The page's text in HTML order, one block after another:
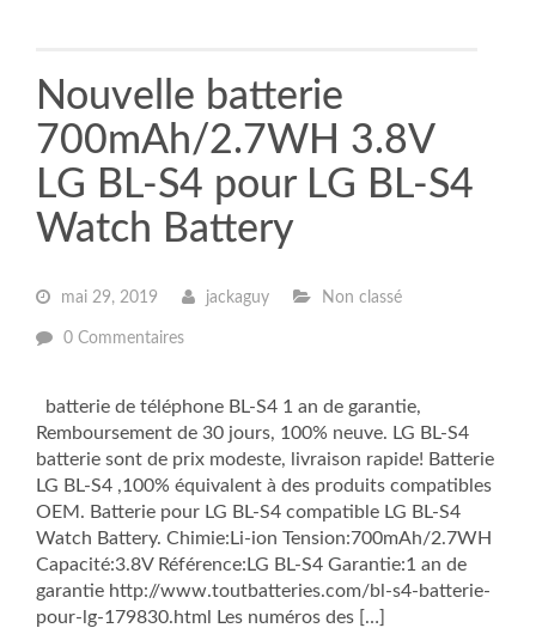
Nouvelle batterie
700mAh/2.7WH 3.8V
LG BL-S4 pour LG BL-S4
Watch Battery
mai 29, 2019 jackaguy Non classé
0 Commentaires
batterie de téléphone BL-S4 1 an de garantie,
Remboursement de 30 jours, 100% neuve. LG BL-S4
batterie sont de prix modeste, livraison rapide! Batterie
LG BL-S4 ,100% équivalent à des produits compatibles
OEM. Batterie pour LG BL-S4 compatible LG BL-S4
Watch Battery. Chimie:Li-ion Tension:700mAh/2.7WH
Capacité:3.8V Référence:LG BL-S4 Garantie:1 an de
garantie http://www.toutbatteries.com/bl-s4-batterie-
pour-lg-179830.html Les numéros des […]